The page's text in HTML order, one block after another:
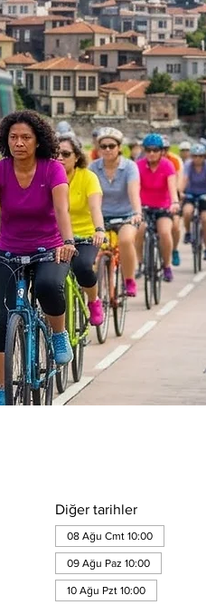
Diğer tarihler
08 Ağu Cmt 10:00
09 Ağu Paz 10:00
10 Ağu Pzt 10:00